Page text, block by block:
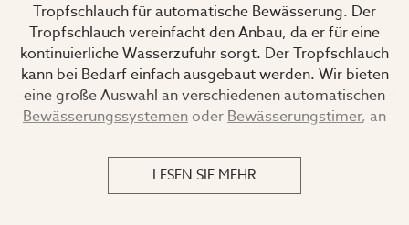
Tropfschlauch für automatische Bewässerung. Der
Tropfschlauch vereinfacht den Anbau, da er für eine
kontinuierliche Wasserzufuhr sorgt. Der Tropfschlauch
kann bei Bedarf einfach ausgebaut werden. Wir bieten
eine große Auswahl an verschiedenen automatischen
BewässerungssystemenoderBewässerungstimer, an
LESEN SIE MEHR